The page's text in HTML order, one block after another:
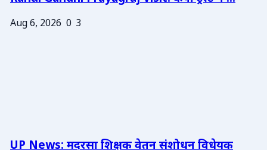
Aug 6, 2026 0 3
UP News: मदरसा शिक्षक वेतन संशोधन विधेयक